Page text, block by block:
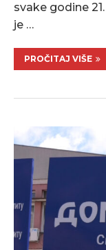
svake godine
je …
PROČITAJ VIŠE